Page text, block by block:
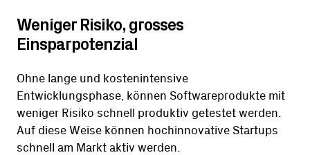
Weniger Risiko, grosses
Einsparpotenzial
Ohne lange und kostenintensive
Entwicklungsphase, können Softwareprodukte mit
weniger Risiko schnell produktiv getestet werden.
Auf diese Weise können hochinnovative Startups
schnell am Markt aktiv werden.